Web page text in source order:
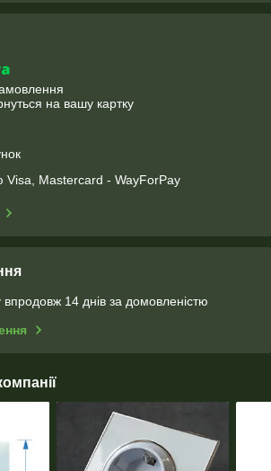
на вашу картку
Visa, Mastercard - WayForPay
14 днів за домовленістю